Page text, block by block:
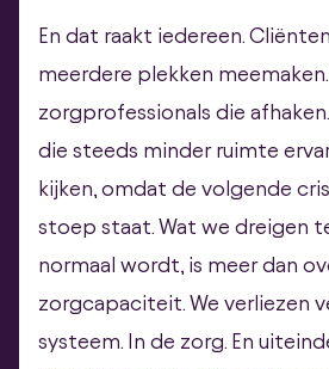
En dat raakt iedereen.
meerdere plekken
zorgprofessionals die
die steeds minder ruimte
kijken, omdat de volgende
stoep staat. Wat we dreigen
normaal wordt, is meer dan
zorgcapaciteit. We verliezen
systeem. In de zorg. En